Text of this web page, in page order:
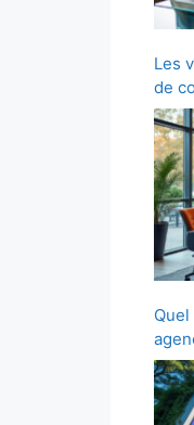
Les
de